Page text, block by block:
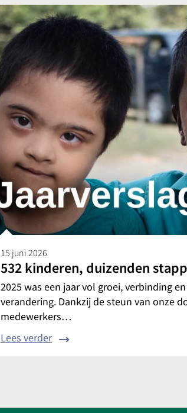
15 juni 2026
532 kinderen, duizenden
2025 was een jaar vol groei, verbinding
verandering. Dankzij de steun van onze
medewerkers…
Lees verder